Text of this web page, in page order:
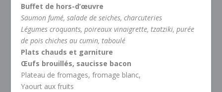
Buffet de hors-d’œuvre
Saumon fumé, salade de seiches, charcuteries
Légumes croquants, poireaux vinaigrette, tzatziki, purée
de pois chiches au cumin, taboulé
Plats chauds et garniture
Œufs brouillés, saucisse bacon
Plateau de fromages, fromage blanc,
Yaourt aux fruits